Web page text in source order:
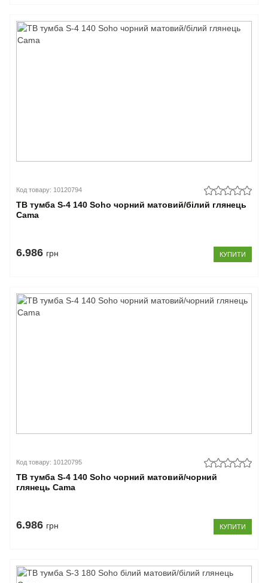
Код товару: 10120794
ТВ тумба S-4 140 Soho чорний матовий/білий глянець
Cama
6.986 грн КУПИТИ
Код товару: 10120795
ТВ тумба S-4 140 Soho чорний матовий/чорний
глянець Cama
6.986 грн КУПИТИ